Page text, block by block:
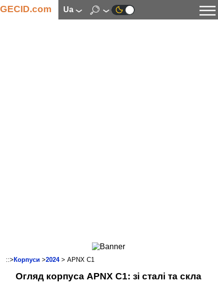
GECID.com ua
Смартфони
Комунікації
::> Корпуси >2024> APNX C1
Огляд корпуса APNX C1: зі сталі та скла